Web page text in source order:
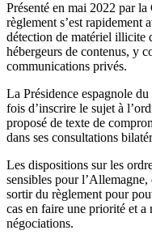
Présenté en mai 2022 par
règlement s’est rapidement
détection de matériel illicite
hébergeurs de contenus, y
communications privés.
La Présidence espagnole
fois d’inscrire le sujet à
proposé de texte de
dans ses consultations
Les dispositions sur les
sensibles pour
sortir du règlement pour
cas en faire une priorité et a
négociations.